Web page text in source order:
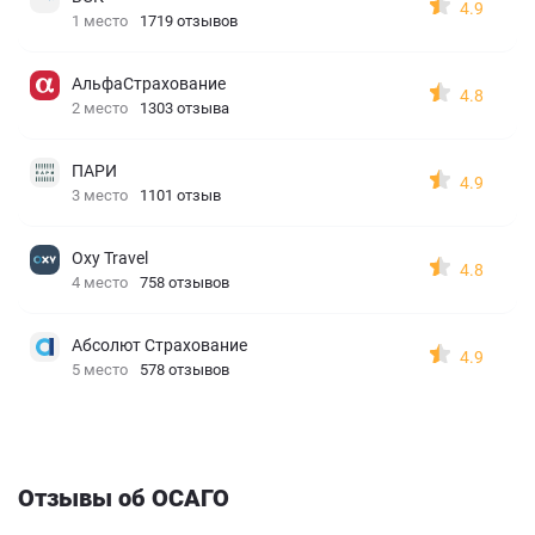
1 место 1719 отзывов
4.9
АльфаСтрахование
2 место 1303 отзыва
4.8
ПАРИ
3 место 1101 отзыв
4.9
Oxy Travel
4 место 758 отзывов
4.8
Абсолют Страхование
5 место 578 отзывов
4.9
Отзывы об ОСАГО